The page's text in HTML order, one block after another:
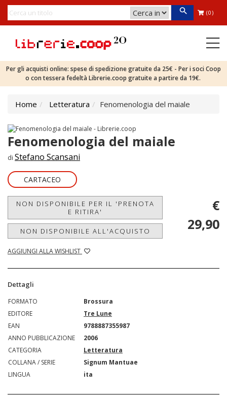
(0)
Per gli acquisti online: spese di spedizione gratuite da 25€ - Per i soci Coop
o con tessera fedeltà Librerie.coop gratuite a partire da 19€.
Home Letteratura Fenomenologia del maiale
Fenomenologia del maiale
di Stefano Scansani
CARTACEO
NON DISPONIBILE PER IL 'PRENOTA
E RITIRA'
NON DISPONIBILE ALL'ACQUISTO
AGGIUNGI ALLA WISHLIST
€
29,90
Dettagli
FORMATO
Brossura
EDITORE
Tre Lune
EAN
9788887355987
ANNO PUBBLICAZIONE
2006
CATEGORIA
Letteratura
COLLANA / SERIE
Signum Mantuae
LINGUA
ita